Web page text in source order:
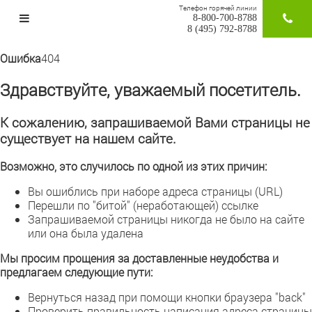
Телефон горячей линии
8-800-700-8788
8 (495) 792-8788
Ошибка404
Здравствуйте, уважаемый посетитель.
К сожалению, запрашиваемой Вами страницы не
существует на нашем сайте.
Возможно, это случилось по одной из этих причин:
Вы ошиблись при наборе адреса страницы (URL)
Перешли по "битой" (неработающей) ссылке
Запрашиваемой страницы никогда не было на сайте
или она была удалена
Мы просим прощения за доставленные неудобства и
предлагаем следующие пути:
Вернуться назад при помощи кнопки браузера "back"